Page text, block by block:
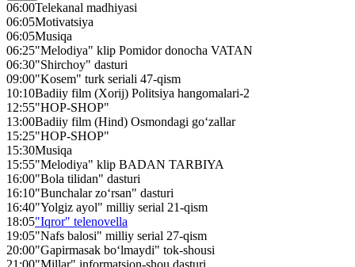
06:00Telekanal madhiyasi
06:05Motivatsiya
06:05Musiqa
06:25"Melodiya" klip Pomidor donocha VATAN
06:30"Shirchoy" dasturi
09:00"Kosem" turk seriali 47-qism
10:10Badiiy film (Xorij) Politsiya hangomalari-2
12:55"HOP-SHOP"
13:00Badiiy film (Hind) Osmondagi go‘zallar
15:25"HOP-SHOP"
15:30Musiqa
15:55"Melodiya" klip BADAN TARBIYA
16:00"Bola tilidan" dasturi
16:10"Bunchalar zo‘rsan" dasturi
16:40"Yolgiz ayol" milliy serial 21-qism
18:05"Iqror" telenovella
19:05"Nafs balosi" milliy serial 27-qism
20:00"Gapirmasak bo‘lmaydi" tok-shousi